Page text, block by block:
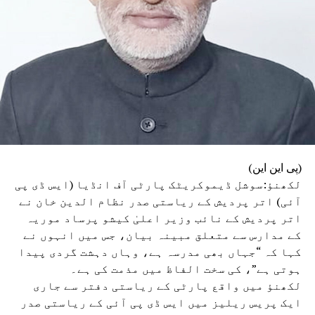
خانہ سے تعزیت کی۔ وزیر اعلیٰ نے سینئر حکام کو
موقع پر پہنچ کر راحت و بچاؤ کے کام میں تیزی لانے
کی ہدایت دی ہے۔ انھوں نے زخمیوں کے مناسب علاج کو
یقینی بنانے اور جاں بحق افراد کے اہل خانہ سے
رابطہ کر کے انہیں ہر ممکن مدد فراہم کرنے کے بھی
احکامات صادر کیے ہیں۔
(پی این این)
لکھنؤ:سوشل ڈیموکریٹک پارٹی آف انڈیا (ایس ڈی پی
آئی) اتر پردیش کے ریاستی صدر نظام الدین خان نے
اتر پردیش کے نائب وزیر اعلیٰ کیشو پرساد موریہ
کے مدارس سے متعلق مبینہ بیان، جس میں انہوں نے
کہا کہ “جہاں بھی مدرسہ ہے، وہاں دہشت گردی پیدا
ہوتی ہے”، کی سخت الفاظ میں مذمت کی ہے۔
لکھنؤ میں واقع پارٹی کے ریاستی دفتر سے جاری
ایک پریس ریلیز میں ایس ڈی پی آئی کے ریاستی صدر